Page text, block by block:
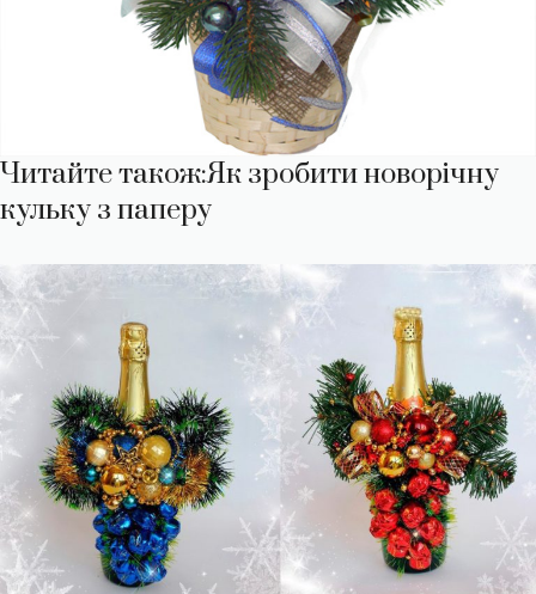
Читайте також:Як зробити новорічну
кульку з паперу